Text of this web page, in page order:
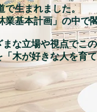
で生まれました。
業基本計画」の中で
な立場や視点でこ
木が好きな人を育